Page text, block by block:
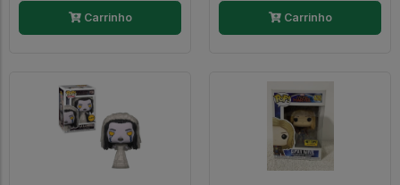
Carrinho Carrinho